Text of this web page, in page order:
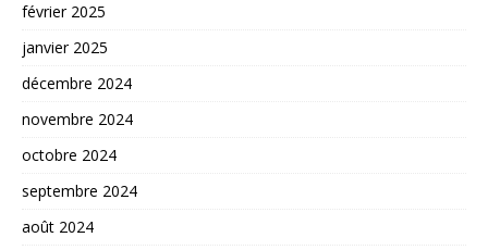
février 2025
janvier 2025
décembre 2024
novembre 2024
octobre 2024
septembre 2024
août 2024